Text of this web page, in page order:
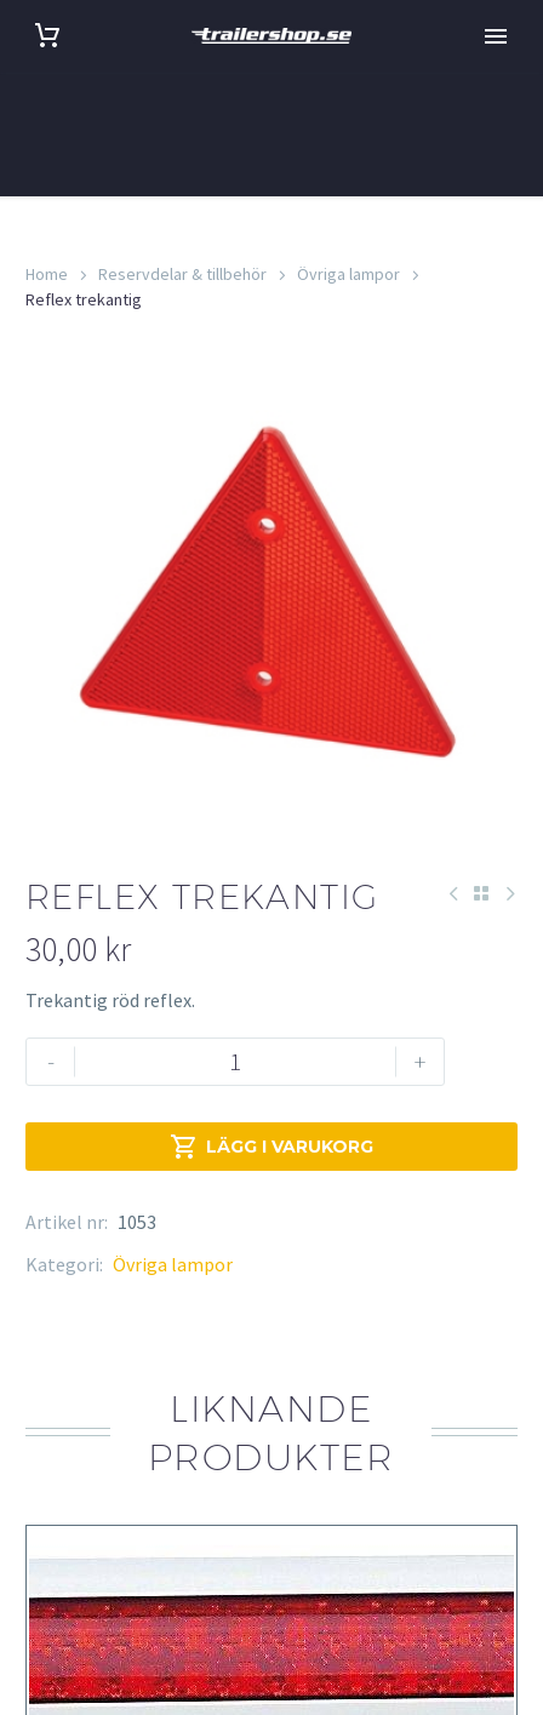
Home Reservdelar & tillbehör
Övriga lampor
Reflex trekantig
REFLEX TREKANTIG
30,00 kr
Trekantig röd reflex.
-
Reflex
trekantig
+
 LÄGG I VARUKORG
Artikel nr: 1053
Kategori: Övriga lampor
LIKNANDE
PRODUKTER